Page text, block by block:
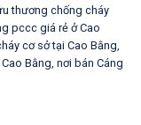
thương chống cháy
pccc giá rẻ ở Cao
cơ sở tại Cao Bằng
Bằng nơi bán Cáng